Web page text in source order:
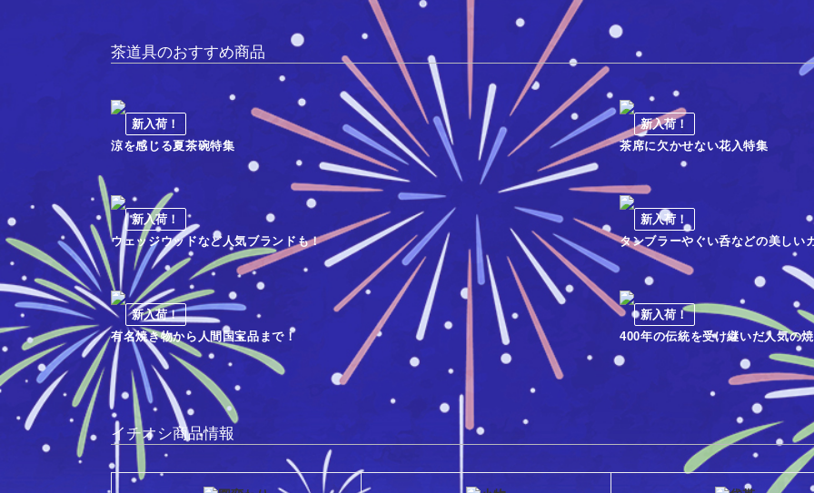
茶道具のおすすめ商品
新入荷！
涼を感じる夏茶碗特集
新入荷！
茶席に欠かせない花入特集
新入荷！
ウェッジウッドなど人気ブランドも！
新入荷！
タンブラーやぐい呑などの美しい
新入荷！
有名焼き物から人間国宝品まで！
新入荷！
400年の伝統を受け継いだ人気の
イチオシ商品情報